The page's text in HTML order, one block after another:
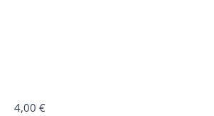
4,00 €
quantité